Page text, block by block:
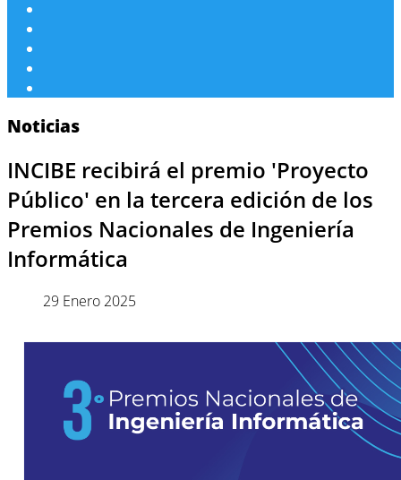
Noticias
INCIBE recibirá el premio 'Proyecto
Público' en la tercera edición de los
Premios Nacionales de Ingeniería
Informática
29 Enero 2025